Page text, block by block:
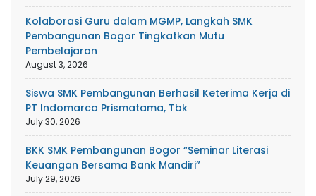
Kolaborasi Guru dalam MGMP, Langkah SMK
Pembangunan Bogor Tingkatkan Mutu
Pembelajaran
August 3, 2026
Siswa SMK Pembangunan Berhasil Keterima Kerja di
PT Indomarco Prismatama, Tbk
July 30, 2026
BKK SMK Pembangunan Bogor “Seminar Literasi
Keuangan Bersama Bank Mandiri”
July 29, 2026